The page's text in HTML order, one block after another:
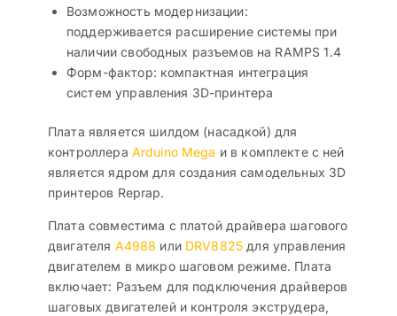
Возможность модернизации:
поддерживается расширение системы при
наличии свободных разъемов на RAMPS 1.4
Форм-фактор: компактная интеграция
систем управления 3D-принтера
Плата является шилдом (насадкой) для
контроллера Arduino Mega и в комплекте с ней
является ядром для создания самодельных 3D
принтеров Reprap.
Плата совместима с платой драйвера шагового
двигателя А4988 или DRV8825 для управления
двигателем в микро шаговом режиме. Плата
включает: Разъем для подключения драйверов
шаговых двигателей и контроля экструдера,